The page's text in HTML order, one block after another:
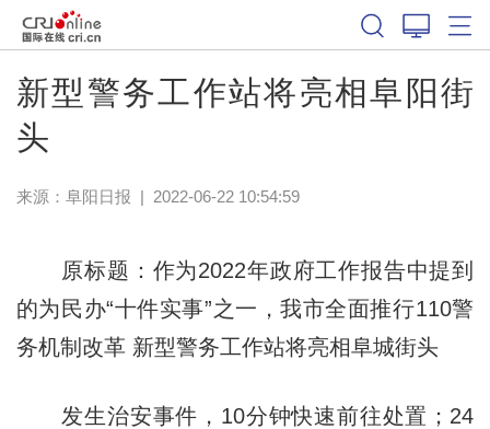
新型警务工作站将亮相阜阳街
头
来源： 阜阳日报 | 2022-06-22 10:54:59
原标题：作为2022年政府工作报告中提到
的为民办“十件实事”之一，我市全面推行110警
务机制改革 新型警务工作站将亮相阜城街头
发生治安事件，10分钟快速前往处置；24